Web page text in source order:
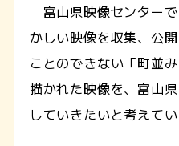
富山県映像センター
かしい映像を収集、公
ことのできない「町並
描かれた映像を、富山
していきたいと考えてい